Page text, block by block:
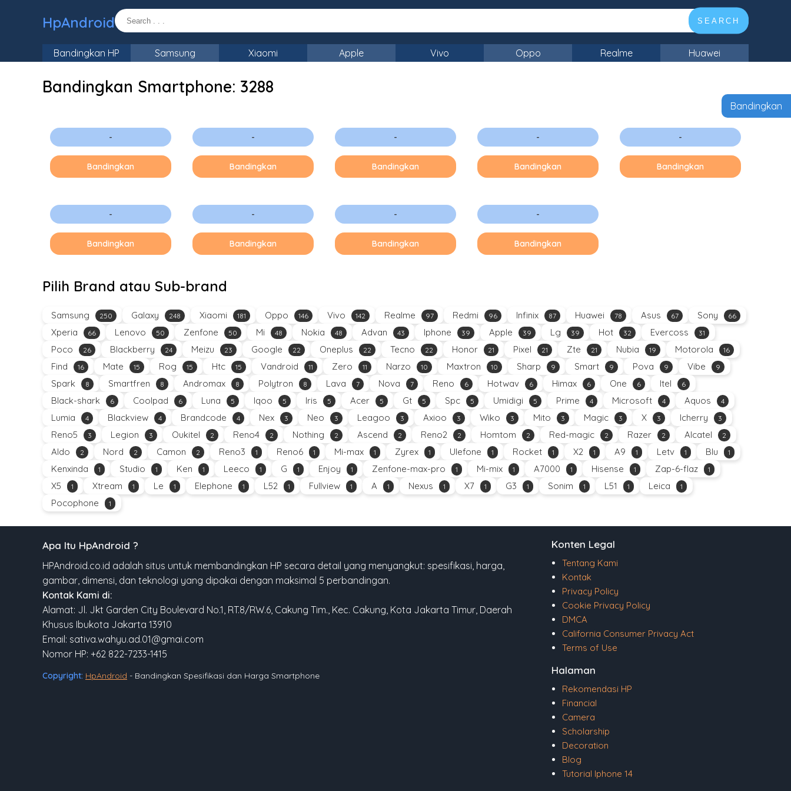
HpAndroid SEARCH
Bandingkan HP Samsung Xiaomi Apple Vivo Oppo Realme Huawei
Bandingkan Smartphone: 3288
-
Bandingkan
-
Bandingkan
-
Bandingkan
-
Bandingkan
-
Bandingkan
-
Bandingkan
-
Bandingkan
-
Bandingkan
-
Bandingkan
Pilih Brand atau Sub-brand
Samsung 250 Galaxy 248 Xiaomi 181 Oppo 146 Vivo 142 Realme 97 Redmi 96 Infinix 87 Huawei 78 Asus 67 Sony 66
Xperia 66 Lenovo 50 Zenfone 50 Mi 48 Nokia 48 Advan 43 Iphone 39 Apple 39 Lg 39 Hot 32 Evercoss 31
Poco 26 Blackberry 24 Meizu 23 Google 22 Oneplus 22 Tecno 22 Honor 21 Pixel 21 Zte 21 Nubia 19 Motorola 16
Find 16 Mate 15 Rog 15 Htc 15 Vandroid 11 Zero 11 Narzo 10 Maxtron 10 Sharp 9 Smart 9 Pova 9 Vibe 9
Spark 8 Smartfren 8 Andromax 8 Polytron 8 Lava 7 Nova 7 Reno 6 Hotwav 6 Himax 6 One 6 Itel 6
Black-shark 6 Coolpad 6 Luna 5 Iqoo 5 Iris 5 Acer 5 Gt 5 Spc 5 Umidigi 5 Prime 4 Microsoft 4 Aquos 4
Lumia 4 Blackview 4 Brandcode 4 Nex 3 Neo 3 Leagoo 3 Axioo 3 Wiko 3 Mito 3 Magic 3 X 3 Icherry 3
Reno5 3 Legion 3 Oukitel 2 Reno4 2 Nothing 2 Ascend 2 Reno2 2 Homtom 2 Red-magic 2 Razer 2 Alcatel 2
Aldo 2 Nord 2 Camon 2 Reno3 1 Reno6 1 Mi-max 1 Zyrex 1 Ulefone 1 Rocket 1 X2 1 A9 1 Letv 1 Blu 1
Kenxinda 1 Studio 1 Ken 1 Leeco 1 G 1 Enjoy 1 Zenfone-max-pro 1 Mi-mix 1 A7000 1 Hisense 1 Zap-6-flaz 1
X5 1 Xtream 1 Le 1 Elephone 1 L52 1 Fullview 1 A 1 Nexus 1 X7 1 G3 1 Sonim 1 L51 1 Leica 1
Pocophone 1
Apa Itu HpAndroid ?
HPAndroid.co.id adalah situs untuk membandingkan HP secara detail yang menyangkut: spesifikasi, harga,
gambar, dimensi, dan teknologi yang dipakai dengan maksimal 5 perbandingan.
Kontak Kami di:
Alamat: Jl. Jkt Garden City Boulevard No.1, RT.8/RW.6, Cakung Tim., Kec. Cakung, Kota Jakarta Timur, Daerah
Khusus Ibukota Jakarta 13910
Email: sativa.wahyu.ad.01@gmai.com
Nomor HP: +62 822-7233-1415
Copyright: HpAndroid - Bandingkan Spesifikasi dan Harga Smartphone
Konten Legal
Tentang Kami
Kontak
Privacy Policy
Cookie Privacy Policy
DMCA
California Consumer Privacy Act
Terms of Use
Halaman
Rekomendasi HP
Financial
Camera
Scholarship
Decoration
Blog
Tutorial Iphone 14
Bandingkan